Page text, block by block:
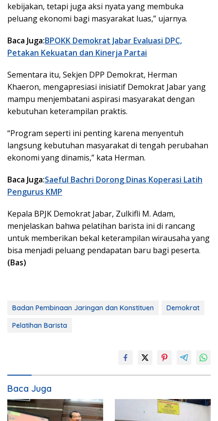
kebijakan, tetapi juga aksi nyata yang membuka
peluang ekonomi bagi masyarakat luas,” ujarnya.
Baca Juga:BPOKK Demokrat Jabar Evaluasi DPC,
Petakan Kekuatan dan Kinerja Partai
Sementara itu, Sekjen DPP Demokrat, Herman
Khaeron, mengapresiasi inisiatif Demokrat Jabar yang
mampu menjembatani aspirasi masyarakat dengan
kebutuhan keterampilan praktis.
“Program seperti ini penting karena menyentuh
langsung kebutuhan masyarakat di tengah perubahan
ekonomi yang dinamis,” kata Herman.
Baca Juga:Saeful Bachri Dorong Dinas Koperasi Latih
Pengurus KMP
Kepala BPJK Demokrat Jabar, Zulkifli M. Adam,
menjelaskan bahwa pelatihan barista ini di rancang
untuk memberikan bekal keterampilan wirausaha yang
bisa menjadi peluang pendapatan baru bagi peserta.
(Bas)
Badan Pembinaan Jaringan dan Konstituen
Demokrat
Pelatihan Barista
Baca Juga